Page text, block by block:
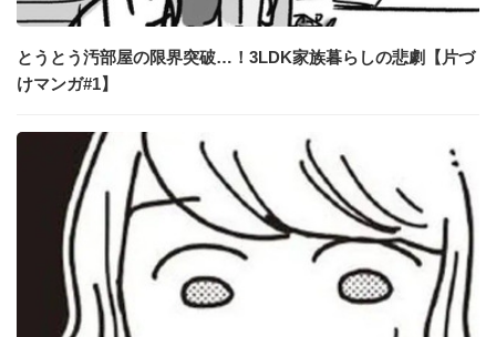
とうとう汚部屋の限界突破…！3LDK家族暮らしの悲劇【片づ
けマンガ#1】